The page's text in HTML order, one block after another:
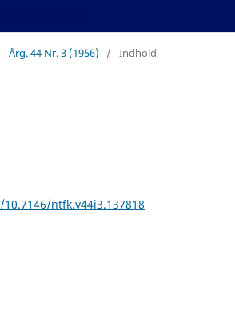
Årg. 44 Nr. 3 (1956) / Indhold
ntfk.v44i3.137818